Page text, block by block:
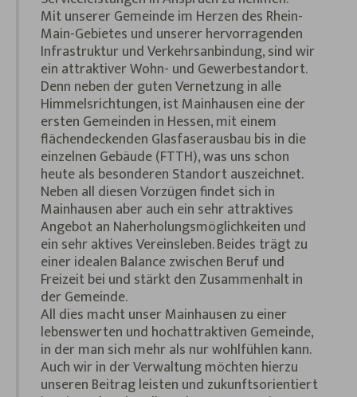
Mit unserer Gemeinde im Herzen des Rhein-
Main-Gebietes und unserer hervorragenden
Infrastruktur und Verkehrsanbindung, sind wir
ein attraktiver Wohn- und Gewerbestandort.
Denn neben der guten Vernetzung in alle
Himmelsrichtungen, ist Mainhausen eine der
ersten Gemeinden in Hessen, mit einem
flächendeckenden Glasfaserausbau bis in die
einzelnen Gebäude (FTTH), was uns schon
heute als besonderen Standort auszeichnet.
Neben all diesen Vorzügen findet sich in
Mainhausen aber auch ein sehr attraktives
Angebot an Naherholungsmöglichkeiten und
ein sehr aktives Vereinsleben. Beides trägt zu
einer idealen Balance zwischen Beruf und
Freizeit bei und stärkt den Zusammenhalt in
der Gemeinde.
All dies macht unser Mainhausen zu einer
lebenswerten und hochattraktiven Gemeinde,
in der man sich mehr als nur wohlfühlen kann.
Auch wir in der Verwaltung möchten hierzu
unseren Beitrag leisten und zukunftsorientiert